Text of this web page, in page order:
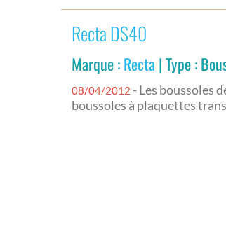
Recta DS40
Marque :Recta | Type :
08/04/2012 - Les boussoles
boussoles à plaquettes